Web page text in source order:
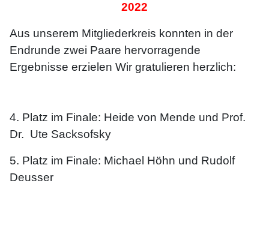
2022
Aus unserem Mitgliederkreis konnten in der
Endrunde zwei Paare hervorragende
Ergebnisse erzielen Wir gratulieren herzlich:
4. Platz im Finale: Heide von Mende und Prof.
Dr. Ute Sacksofsky
5. Platz im Finale: Michael Höhn und Rudolf
Deusser